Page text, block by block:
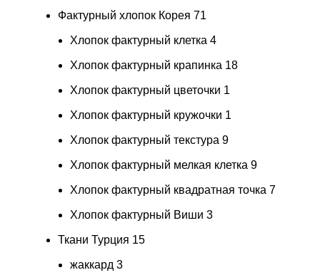
Фактурный хлопок Корея 71
Хлопок фактурный клетка 4
Хлопок фактурный крапинка 18
Хлопок фактурный цветочки 1
Хлопок фактурный кружочки 1
Хлопок фактурный текстура 9
Хлопок фактурный мелкая клетка 9
Хлопок фактурный квадратная точка 7
Хлопок фактурный Виши 3
Ткани Турция 15
жаккард 3